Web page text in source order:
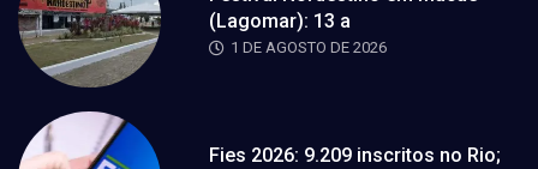
(Lagomar): 13 a
1 DE AGOSTO DE 2026
Fies 2026: 9.209 inscritos no Rio;